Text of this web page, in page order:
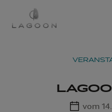
vom